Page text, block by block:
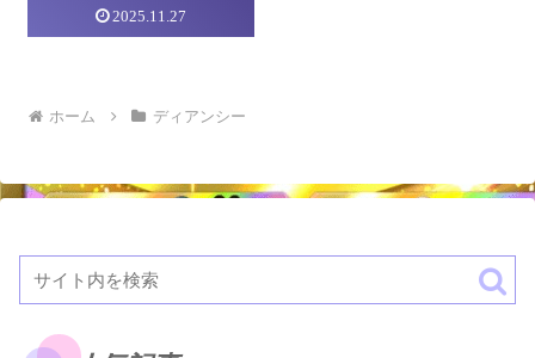
2025.11.27
ホーム ディアンシー